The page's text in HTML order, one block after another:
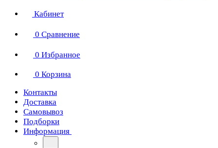
Кабинет
0 Сравнение
0 Избранное
0 Корзина
Контакты
Доставка
Самовывоз
Подборки
Информация